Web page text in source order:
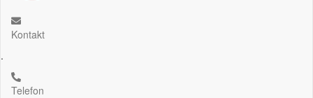
Kontakt
.
Telefon